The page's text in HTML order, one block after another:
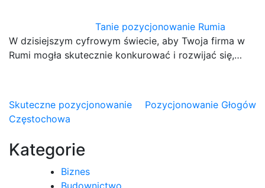
Tanie pozycjonowanie Rumia
W dzisiejszym cyfrowym świecie, aby Twoja firma w
Rumi mogła skutecznie konkurować i rozwijać się,…
Nawigacja
wpisu
Skuteczne pozycjonowanie
Częstochowa
Pozycjonowanie Głogów
Kategorie
Biznes
Budownictwo